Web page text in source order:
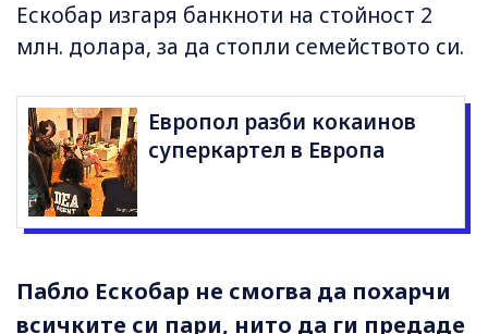
Ескобар изгаря банкноти на стойност 2
млн. долара, за да стопли семейството си.
Европол разби кокаинов
суперкартел в Европа
Пабло Ескобар не смогва да похарчи
всичките си пари, нито да ги предаде